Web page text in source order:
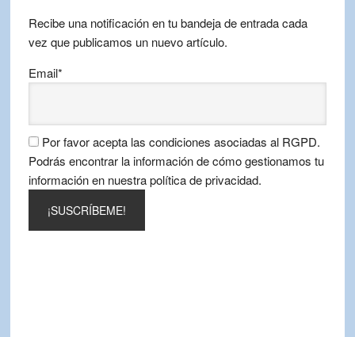
Recibe una notificación en tu bandeja de entrada cada
vez que publicamos un nuevo artículo.
Email*
Por favor acepta las condiciones asociadas al RGPD.
Podrás encontrar la información de cómo gestionamos tu
información en nuestra política de privacidad.